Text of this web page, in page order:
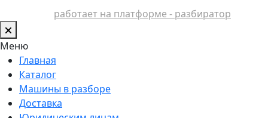
работает на платформе - разбиратор
Меню
Главная
Каталог
Машины в разборе
Доставка